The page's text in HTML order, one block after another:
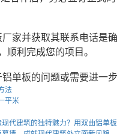
家并获取其联系电话是
顺利完成您的项目。
单板的问题或需要进一步
法
平米
现代建筑的独特魅力？用双曲铝单板